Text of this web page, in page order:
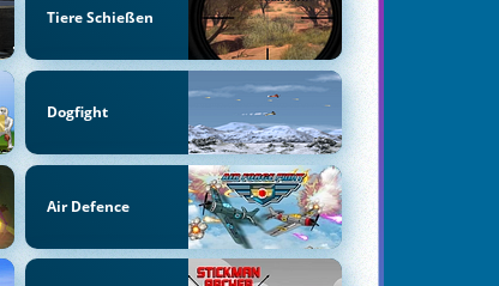
Tiere Schießen
Dogfight
Air Defence